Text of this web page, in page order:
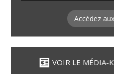
Accédez
VOIR LE MÉDIA-